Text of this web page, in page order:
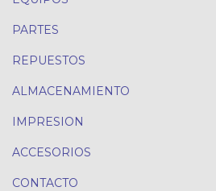
PARTES
REPUESTOS
ALMACENAMIENTO
IMPRESION
ACCESORIOS
CONTACTO